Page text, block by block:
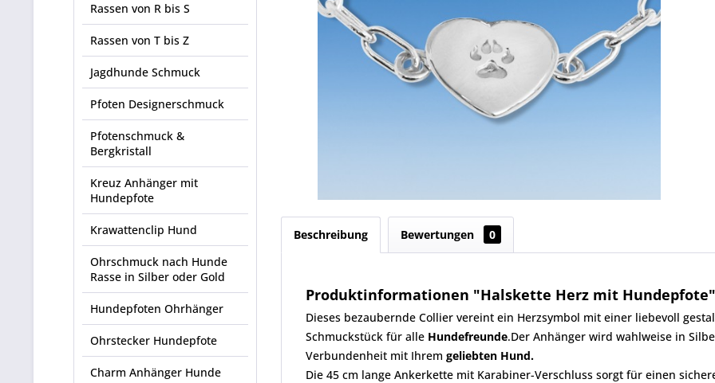
Rassen von R bis S
Rassen von T bis Z
Jagdhunde Schmuck
Pfoten Designerschmuck
Pfotenschmuck &
Bergkristall
Kreuz Anhänger mit
Hundepfote
Krawattenclip Hund
Ohrschmuck nach Hunde
Rasse in Silber oder Gold
Hundepfoten Ohrhänger
Ohrstecker Hundepfote
Charm Anhänger Hunde
Beschreibung Bewertungen 0
Produktinformationen "Halskette Herz mit Hundepfote"
Dieses bezaubernde Collier vereint ein Herzsymbol mit einer liebevoll
Schmuckstück für alle Hundefreunde.Der Anhänger wird wahlweise in
Verbundenheit mit Ihrem geliebten Hund.
Die 45 cm lange Ankerkette mit Karabiner-Verschluss sorgt für einen